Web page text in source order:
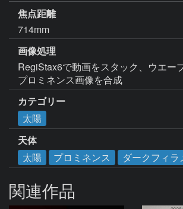
焦点距離
714mm
画像処理
RegiStax6で動画をスタック、ウエー
プロミネンス画像を合成
カテゴリー
太陽
天体
太陽
プロミネンス ダークフィラ
関連作品